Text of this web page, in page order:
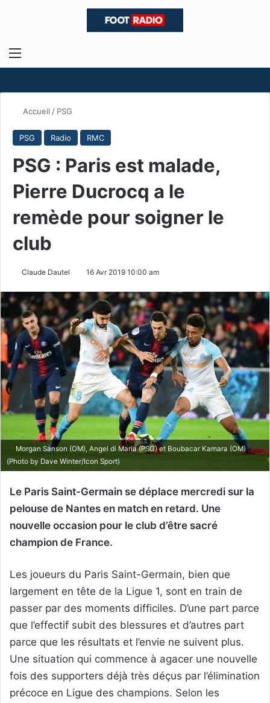
Menu
Accueil / PSG
PSG Radio RMC
PSG : Paris est malade,
Pierre Ducrocq a le
remède pour soigner le
club
Claude Dautel 16 Avr 2019 10:00 am
Morgan Sanson (OM), Angel di Maria (PSG) et Boubacar Kamara (OM)
(Photo by Dave Winter/Icon Sport)
Le Paris Saint-Germain se déplace mercredi sur la
pelouse de Nantes en match en retard. Une
nouvelle occasion pour le club d’être sacré
champion de France.
Les joueurs du Paris Saint-Germain, bien que
largement en tête de la Ligue 1, sont en train de
passer par des moments difficiles. D’une part parce
que l’effectif subit des blessures et d’autres part
parce que les résultats et l’envie ne suivent plus.
Une situation qui commence à agacer une nouvelle
fois des supporters déjà très déçus par l’élimination
précoce en Ligue des champions. Selon les